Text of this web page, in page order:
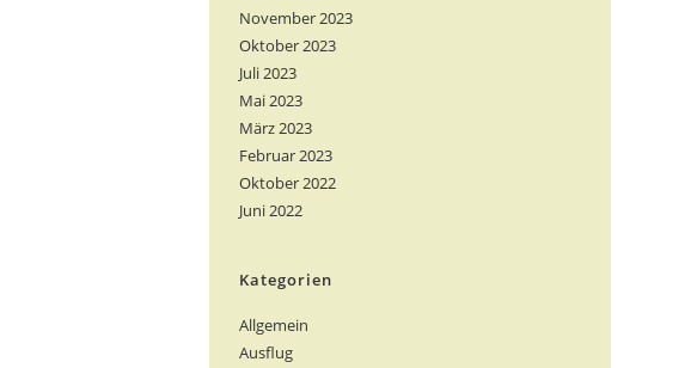
November 2023
Oktober 2023
Juli 2023
Mai 2023
März 2023
Februar 2023
Oktober 2022
Juni 2022
Kategorien
Allgemein
Ausflug